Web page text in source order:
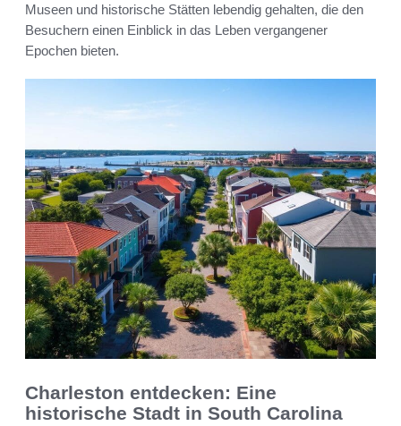
Museen und historische Stätten lebendig gehalten, die den
Besuchern einen Einblick in das Leben vergangener
Epochen bieten.
Charleston entdecken: Eine
historische Stadt in South Carolina